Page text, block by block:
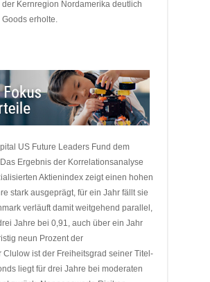
Kernregion Nordamerika deutlich
erholte.
US Future Leaders Fund dem
Ergebnis der Korrelationsanalyse
Aktienindex zeigt einen hohen
stark ausgeprägt, für ein Jahr fällt sie
verläuft damit weitgehend parallel,
Jahre bei 0,91, auch über ein Jahr
neun Prozent der
ist der Freiheitsgrad seiner Titel-
liegt für drei Jahre bei moderaten